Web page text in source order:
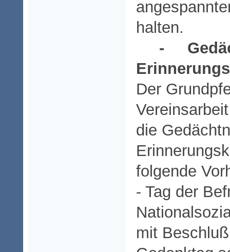
halten.
-
Der
die
folgende
⁃ Tag der
mit